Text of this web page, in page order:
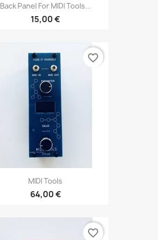
Back Panel For MIDI Tools...
15,00 €
MIDI Tools
64,00 €
favorite_border
favorite_border